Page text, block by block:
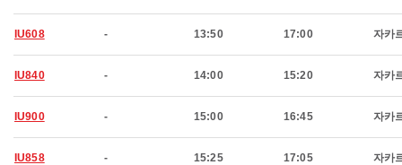
IU608 - 13:50 17:00 자카
IU840 - 14:00 15:20 자카
IU900 - 15:00 16:45 자카
IU858 - 15:25 17:05 자카